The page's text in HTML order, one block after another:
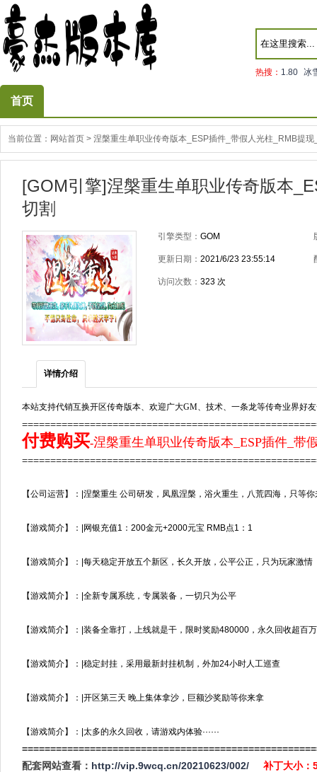
热搜： 1.80 冰
首页
当前位置： 网站首页 > 涅槃重生单职业传奇版本_ESP插件_带假人光柱_RMB提
[GOM引擎]涅槃重生单职业传奇版本
切割
引擎类型： GOM
更新日期： 2021/6/23 23:55:14
访问次数： 323 次
详情介绍
本站支持代销互换开区传奇版本、欢迎广大GM、技术、一条龙等传奇业界好
付费购买-涅槃重生单职业传奇版本_ESP插件_带
【公司运营】：|涅槃重生 公司研发，凤凰涅槃，浴火重生，八荒四海，只等你
【游戏简介】：|网银充值1：200金元+2000元宝 RMB点1：1
【游戏简介】：|每天稳定开放五个新区，长久开放，公平公正，只为玩家激情
【游戏简介】：|全新专属系统，专属装备，一切只为公平
【游戏简介】：|装备全靠打，上线就是干，限时奖励480000，永久回收超百万
【游戏简介】：|稳定封挂，采用最新封挂机制，外加24小时人工巡查
【游戏简介】：|开区第三天 晚上集体拿沙，巨额沙奖励等你来拿
【游戏简介】：|太多的永久回收，请游戏内体验······
配套网站查看： http://vip.9wcq.cn/20210623/002/ 补丁大小